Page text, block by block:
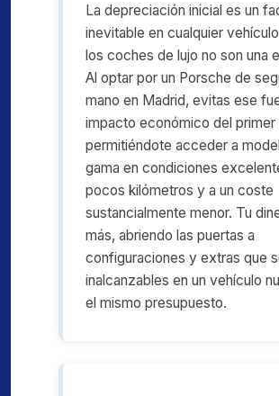
La depreciación inicial es un
inevitable en cualquier
los coches de lujo no son una
Al optar por un Porsche de
mano en Madrid, evitas ese
impacto económico del primer
permitiéndote acceder a
gama en condiciones
pocos kilómetros y a un coste
sustancialmente menor. Tu
más, abriendo las puertas a
configuraciones y extras que
inalcanzables en un vehículo
el mismo presupuesto.